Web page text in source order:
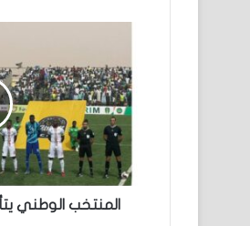
المنتخب الوطني